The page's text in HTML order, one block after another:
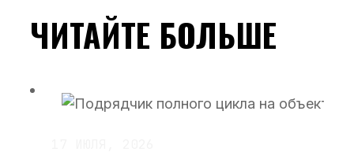
ЧИТАЙТЕ БОЛЬШЕ